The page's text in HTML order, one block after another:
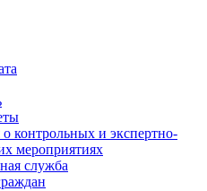
контрольных и экспертно-
мероприятиях
служба